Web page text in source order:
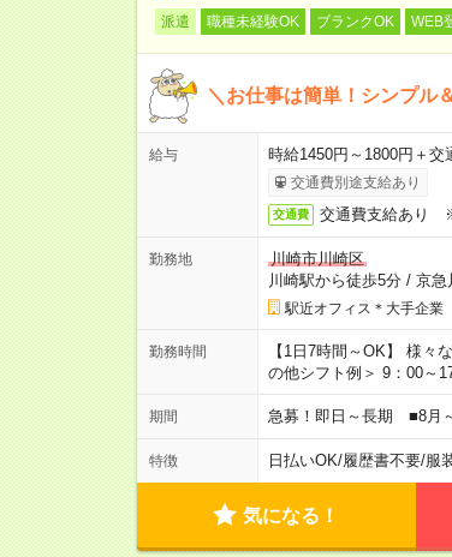
派遣 職種未経験OK ブランクOK WEB
＼お仕事は簡単！シンプル
給与 時給1450円～1800円＋
交通費別途支給あり
交通費 交通費支給あり
勤務地
川崎市川崎区
川崎駅から徒歩5分/ 京急
駅近オフィス＊大手企業
勤務時間
【1日7時間～OK】 様々
の他シフト例＞ 9：00～
期間 急募！即日～長期 ■8月
特徴 日払いOK/履歴書不要/服
気になる！